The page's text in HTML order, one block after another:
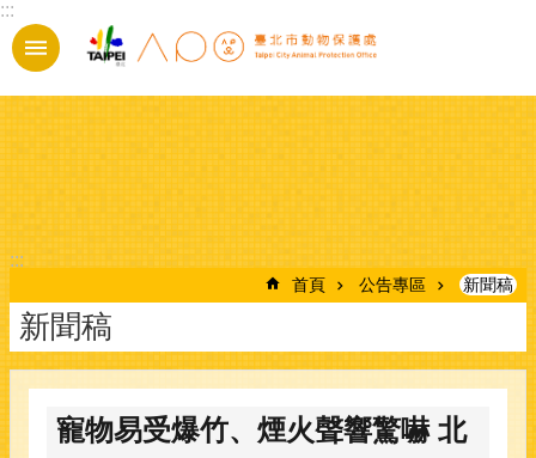
跳到主要內容區塊
:::
:::
首頁 公告專區 新聞稿
新聞稿
寵物易受爆竹、煙火聲響驚嚇 北